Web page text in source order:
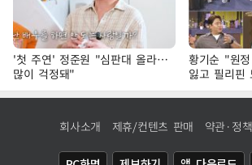
'첫 주연' 정준원 "심판대 올라…
많이 걱정돼"
황기순 "원
잃고 필리핀
회사소개 제휴/컨텐츠 판매 약관·정책